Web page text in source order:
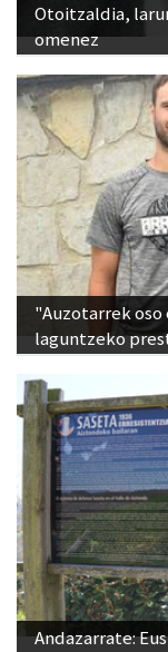
Otoitzaldia,
omenez
"Auzotarrek
laguntzeko
Andazarrate: